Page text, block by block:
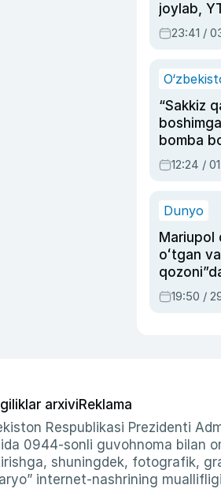
joylab,
ayolga
23:41 /
“Sakkiz
bomba
Oripovni
12:24 /
Dunyo
Mariupol
oʻtgan
armiyasi
19:50 /
arxiviReklama
Respublikasi Prezidenti
0944-sonli guvohnoma bilan
shuningdek, fotografik,
internet-nashrining